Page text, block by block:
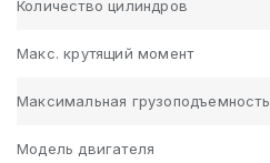
Количество цилиндров
Макс. крутящий момент
Максимальная грузоподъемность
Модель двигателя